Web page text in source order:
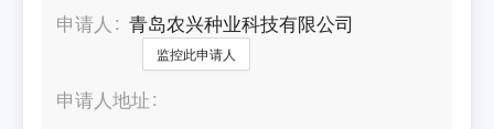
申请人
青岛农兴种业科技有限公司
监控此申请人
申请人地址